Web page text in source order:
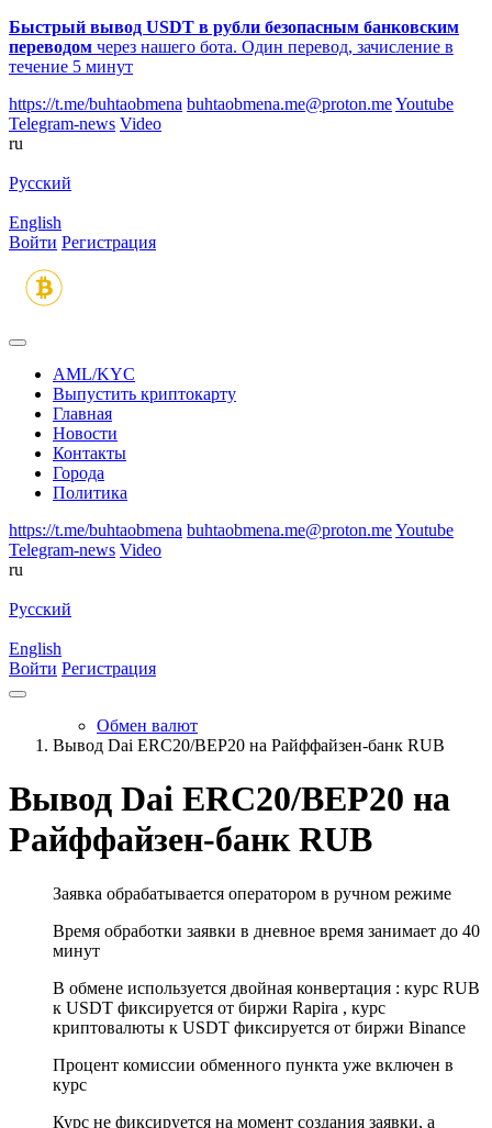
Быстрый вывод USDT в рубли безопасным банковским
переводом через нашего бота. Один перевод, зачисление в
течение 5 минут
https://t.me/buhtaobmena buhtaobmena.me@proton.meYoutube
Telegram-news Video
ru
Русский
English
Войти Регистрация
AML/KYC
Выпустить криптокарту
Главная
Новости
Контакты
Города
Политика
https://t.me/buhtaobmena buhtaobmena.me@proton.meYoutube
Telegram-news Video
ru
Русский
English
Войти Регистрация
Обмен валют
Вывод Dai ERC20/BEP20 на Райффайзен-банк RUB
Вывод Dai ERC20/BEP20 на
Райффайзен-банк RUB
Заявка обрабатывается оператором в ручном режиме
Время обработки заявки в дневное время занимает до 40
минут
В обмене используется двойная конвертация : курс RUB
к USDT фиксируется от биржи Rapira , курс
криптовалюты к USDT фиксируется от биржи Binance
Процент комиссии обменного пункта уже включен в
курс
Курс не фиксируется на момент создания заявки, а